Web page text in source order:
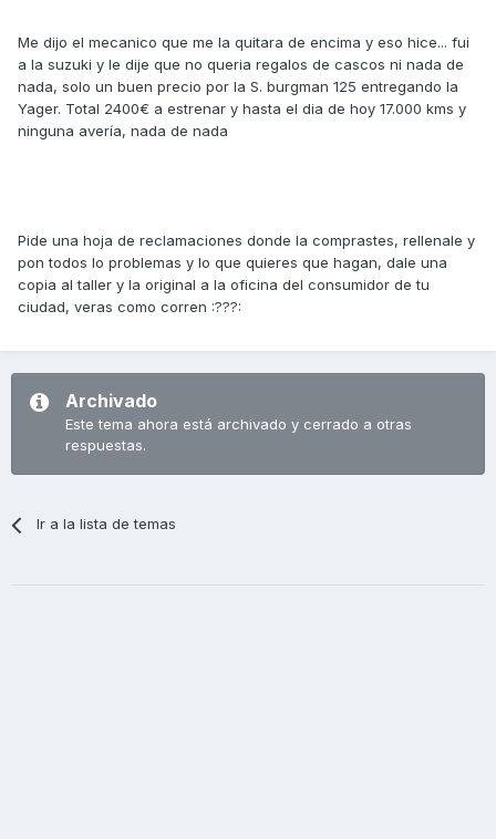
Me dijo el mecanico que me la quitara de encima y eso hice... fui
a la suzuki y le dije que no queria regalos de cascos ni nada de
nada, solo un buen precio por la S. burgman 125 entregando la
Yager. Total 2400€ a estrenar y hasta el dia de hoy 17.000 kms y
ninguna avería, nada de nada
Pide una hoja de reclamaciones donde la comprastes, rellenale y
pon todos lo problemas y lo que quieres que hagan, dale una
copia al taller y la original a la oficina del consumidor de tu
ciudad, veras como corren :???:
Archivado
Este tema ahora está archivado y cerrado a otras
respuestas.
Ir a la lista de temas